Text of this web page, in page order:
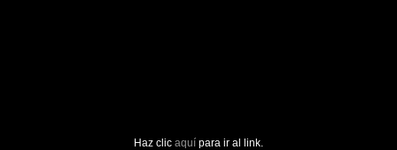
Haz clic aquí para ir al link.